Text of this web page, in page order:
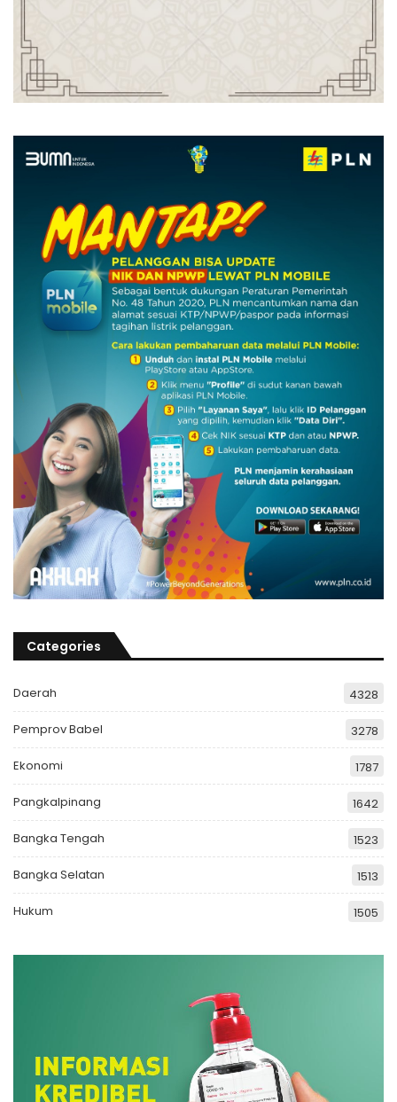
Categories
Daerah 4328
Pemprov Babel 3278
Ekonomi 1787
Pangkalpinang 1642
Bangka Tengah 1523
Bangka Selatan 1513
Hukum 1505